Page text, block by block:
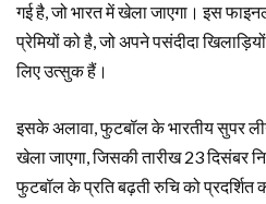
गई है, जो भारत में खेला जाएगा। इस
प्रेमियों को है, जो अपने पसंदीदा
लिए उत्सुक हैं।
इसके अलावा, फुटबॉल के भारतीय सुपर
खेला जाएगा, जिसकी तारीख 23 दिसंबर
फुटबॉल के प्रति बढ़ती रुचि को